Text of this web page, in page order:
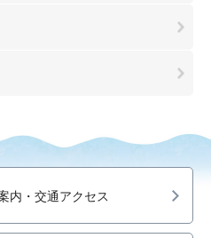
内・交通アクセス